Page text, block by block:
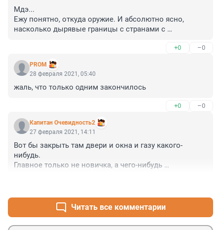
Мдэ...
Ежу понятно, откуда оружие. И абсолютно ясно,
насколько дырявые границы с странами с
+0 –0
PROM
28 февраля 2021, 05:40
жаль, что только одним закончилось
+0 –0
Капитан Очевидность2
27 февраля 2021, 14:11
Вот бы закрыть там двери и окна и газу какого-
нибудь.
Главное только не новичка, а чего-нибудь
Читать все комментарии